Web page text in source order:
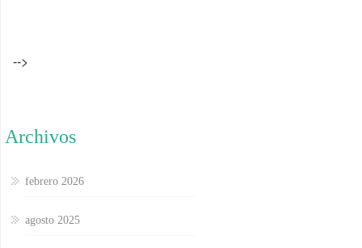
-->
Archivos
febrero 2026
agosto 2025